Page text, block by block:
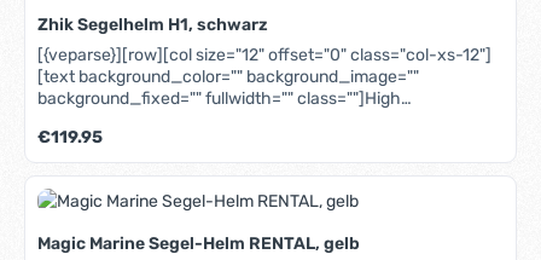
umlaufendes inneres Kopfband sorgt für komfortablen Sitz,
die seitlichen Klappen für warme Ohren. Und damit das gute
Stück nicht wegfliegen kann, gibt es ein einstellbares
Kinnband.
Zhik Segelhelm H1, schwarz
[{veparse}][row][col size="12" offset="0" class="col-xs-12"]
[text background_color="" background_image=""
background_fixed="" fullwidth="" class=""]High
beim Segeln früher eher die Ausnahme, so sind sie aufgrund
immer schnelleren und leistungsfähigeren Skiffs, Cats und
foilenden Booten eine äußerst sinnvolle Ergänzung der
persönlichen Schutzausrüstung. Der Zhik H1 setzt hier neue
aber natürlich auch beim Kiten, Jetski-Fahren etc.). Durch
Regulärer Preis:
€119.95
Magic Marine Segel-Helm RENTAL, gelb